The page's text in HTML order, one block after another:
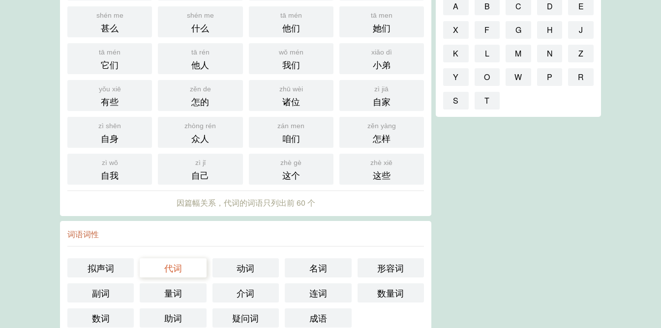
shén me
甚么
shén me
什么
tā mén
他们
tā men
她们
tā mén
它们
tā rén
他人
wǒ mén
我们
xiǎo dì
小弟
yǒu xiē
有些
zěn de
怎的
zhū wèi
诸位
zì jiā
自家
zì shēn
自身
zhòng rén
众人
zán men
咱们
zěn yàng
怎样
zì wǒ
自我
zì jǐ
自己
zhè gè
这个
zhè xiē
这些
因篇幅关系，代词的词语只列出前 60 个
词语词性
拟声词 代词 动词 名词
形容词
副词
量词 介词 连词
数量词
数词
助词 疑问词 成语
A B C D E
X F G H J
K L M N Z
Y O W P R
S T